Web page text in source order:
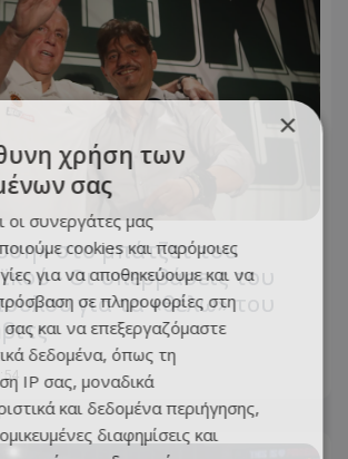
στο μπάτζετ του
- Οι υπερβάσεις του
για τα «θέλω» του
×
χρήση των
σας
οι συνεργάτες μας
cookies και παρόμοιες
για να αποθηκεύουμε και να
σε πληροφορίες στη
και να επεξεργαζόμαστε
δεδομένα, όπως τη
IP σας, μοναδικά
και δεδομένα περιήγησης,
διαφημίσεις και